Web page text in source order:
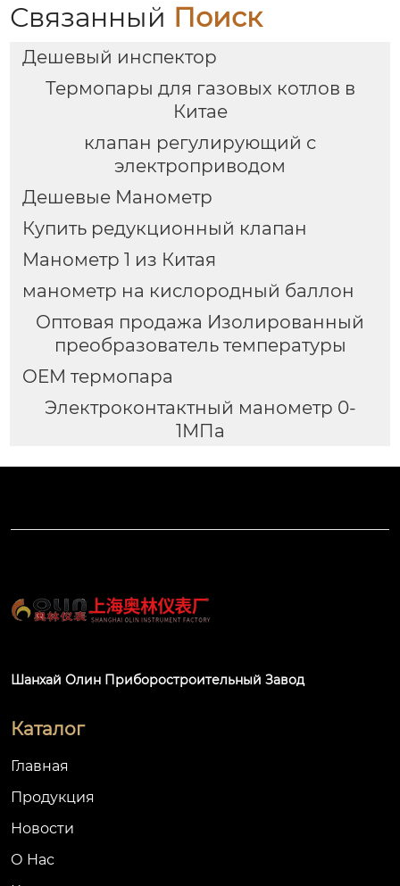
Связанный Поиск
Дешевый инспектор
Термопары для газовых котлов в
Китае
клапан регулирующий с
электроприводом
Дешевые Манометр
Купить редукционный клапан
Манометр 1 из Китая
манометр на кислородный баллон
Оптовая продажа Изолированный
преобразователь температуры
OEM термопара
Электроконтактный манометр 0-
1МПа
Шанхай Олин Приборостроительный Завод
Каталог
Главная
Продукция
Новости
О Hас